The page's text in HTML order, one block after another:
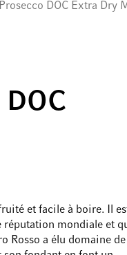
DOC Extra Dry
et facile à boire. Il
mondiale et
Rosso a élu domaine de